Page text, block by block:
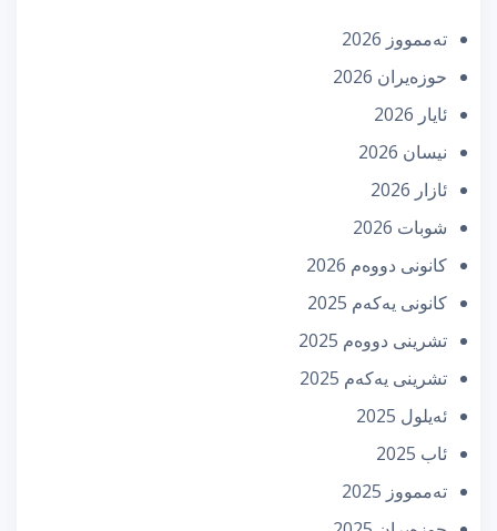
تەممووز 2026
حوزه‌یران 2026
ئایار 2026
نیسان 2026
ئازار 2026
شوبات 2026
كانونی دووه‌م 2026
كانونی یه‌كه‌م 2025
تشرینی دووه‌م 2025
تشرینی یه‌كه‌م 2025
ئه‌یلول 2025
ئاب 2025
تەممووز 2025